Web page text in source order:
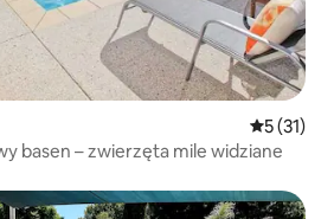
Średnia
5 (31)
basen – zwierzęta mile widziane